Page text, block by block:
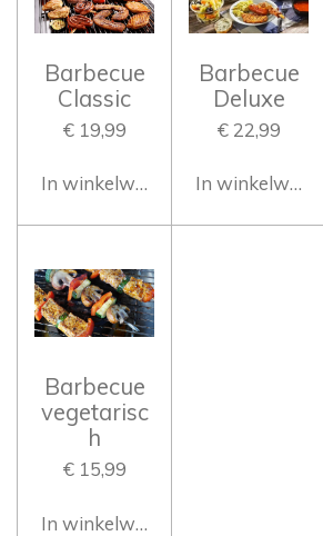
Barbecue
Classic
€ 19,99
In winkelwagen
Barbecue
Deluxe
€ 22,99
In winkelwagen
Barbecue
vegetarisc
h
€ 15,99
In winkelwagen